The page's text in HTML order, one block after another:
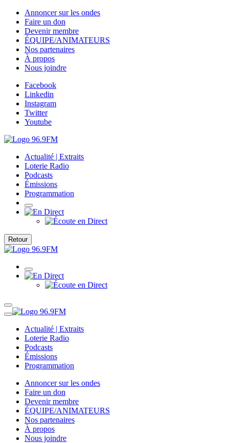
Annoncer sur les ondes
Faire un don
Devenir membre
ÉQUIPE/ANIMATEURS
Nos partenaires
À propos
Nous joindre
Facebook
Linkedin
Instagram
Twitter
Youtube
Actualité | Extraits
Loterie Radio
Podcasts
Émissions
Programmation
Retour
Actualité | Extraits
Loterie Radio
Podcasts
Émissions
Programmation
Annoncer sur les ondes
Faire un don
Devenir membre
ÉQUIPE/ANIMATEURS
Nos partenaires
À propos
Nous joindre